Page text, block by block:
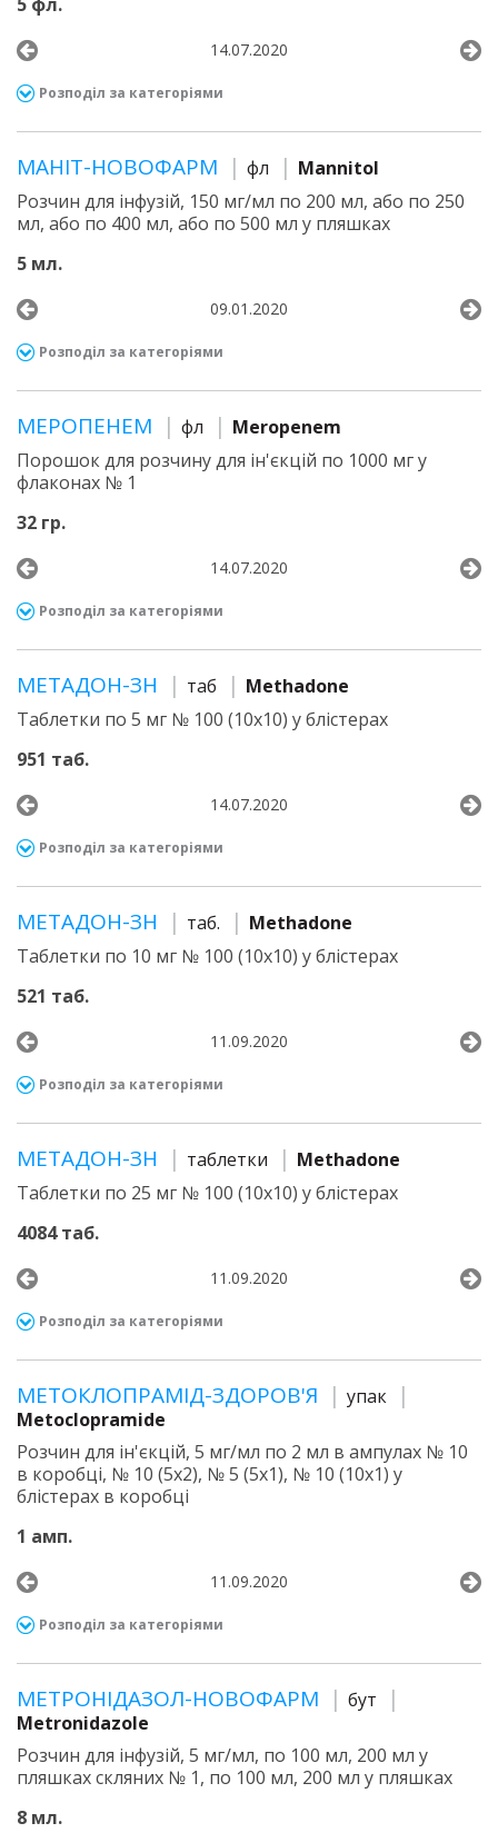
14.07.2020
Розподіл за категоріями
МАНІТ-НОВОФАРМ фл
Mannitol
Розчин для інфузій, 150 мг/мл по 200 мл, або по 250
мл, або по 400 мл, або по 500 мл у пляшках
5 мл.
09.01.2020
Розподіл за категоріями
МЕРОПЕНЕМ фл
Meropenem
Порошок для розчину для ін'єкцій по 1000 мг у
флаконах № 1
32 гр.
14.07.2020
Розподіл за категоріями
МЕТАДОН-ЗН таб
Methadone
Таблетки по 5 мг № 100 (10х10) у блістерах
951 таб.
14.07.2020
Розподіл за категоріями
МЕТАДОН-ЗН таб.
Methadone
Таблетки по 10 мг № 100 (10х10) у блістерах
521 таб.
11.09.2020
Розподіл за категоріями
МЕТАДОН-ЗН таблетки
Methadone
Таблетки по 25 мг № 100 (10х10) у блістерах
4084 таб.
11.09.2020
Розподіл за категоріями
МЕТОКЛОПРАМІД-ЗДОРОВ'Я
упак
Metoclopramide
Розчин для ін'єкцій, 5 мг/мл по 2 мл в ампулах № 10
в коробці, № 10 (5х2), № 5 (5х1), № 10 (10х1) у
блістерах в коробці
1 амп.
11.09.2020
Розподіл за категоріями
МЕТРОНІДАЗОЛ-НОВОФАРМ
бут
Metronidazole
Розчин для інфузій, 5 мг/мл, по 100 мл, 200 мл у
пляшках скляних № 1, по 100 мл, 200 мл у пляшках
8 мл.